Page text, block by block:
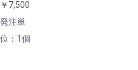
￥7,500
発注単
位：1個